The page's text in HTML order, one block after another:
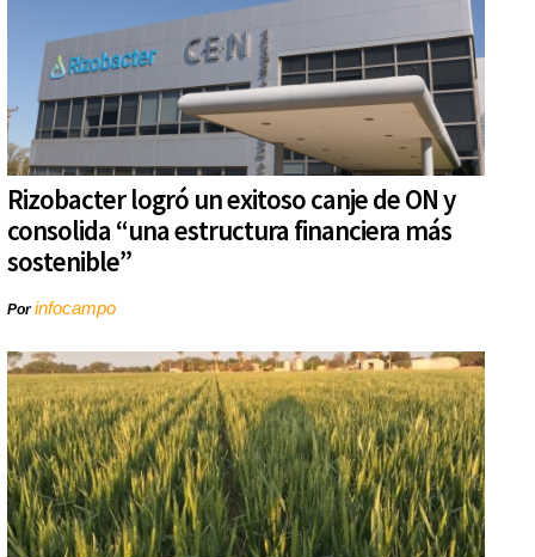
Rizobacter logró un exitoso canje de ON y
consolida “una estructura financiera más
sostenible”
Porinfocampo